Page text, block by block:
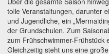
tolle Veranstaltungen, darunter
und Jugendliche, ein
der Grundschulen. Zum
zum Frühschwimmer-Frühstück
Gleichzeitig steht uns eine